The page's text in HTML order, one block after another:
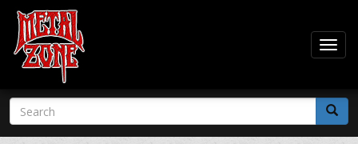
Skip
main
Search
form
Search